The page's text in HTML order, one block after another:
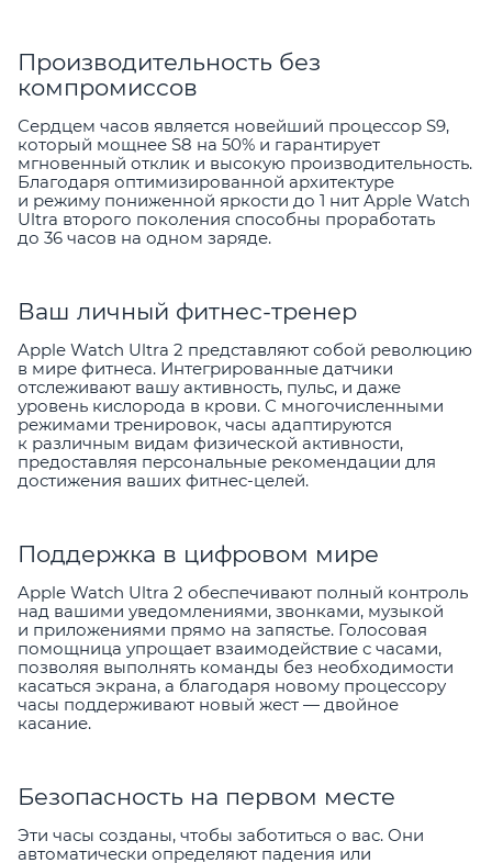
Производительность без
компромиссов
Сердцем часов является новейший процессор S9,
который мощнее S8 на 50% и гарантирует
мгновенный отклик и высокую производительность.
Благодаря оптимизированной архитектуре
и режиму пониженной яркости до 1 нит Apple Watch
Ultra второго поколения способны проработать
до 36 часов на одном заряде.
Ваш личный фитнес-тренер
Apple Watch Ultra 2 представляют собой революцию
в мире фитнеса. Интегрированные датчики
отслеживают вашу активность, пульс, и даже
уровень кислорода в крови. С многочисленными
режимами тренировок, часы адаптируются
к различным видам физической активности,
предоставляя персональные рекомендации для
достижения ваших фитнес-целей.
Поддержка в цифровом мире
Apple Watch Ultra 2 обеспечивают полный контроль
над вашими уведомлениями, звонками, музыкой
и приложениями прямо на запястье. Голосовая
помощница упрощает взаимодействие с часами,
позволяя выполнять команды без необходимости
касаться экрана, а благодаря новому процессору
часы поддерживают новый жест — двойное
касание.
Безопасность на первом месте
Эти часы созданы, чтобы заботиться о вас. Они
автоматически определяют падения или